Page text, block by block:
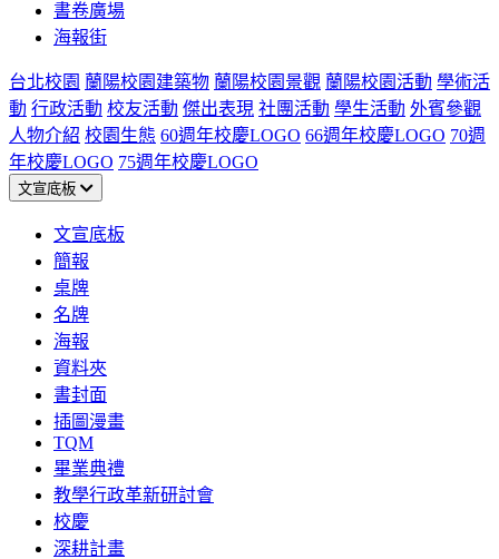
書卷廣場
海報街
台北校園 蘭陽校園建築物 蘭陽校園景觀 蘭陽校園活動 學術活
動 行政活動 校友活動 傑出表現 社團活動 學生活動 外賓參觀
人物介紹 校園生態 60週年校慶LOGO 66週年校慶LOGO 70週
年校慶LOGO 75週年校慶LOGO
文宣底板
文宣底板
簡報
桌牌
名牌
海報
資料夾
書封面
插圖漫畫
TQM
畢業典禮
教學行政革新研討會
校慶
深耕計畫